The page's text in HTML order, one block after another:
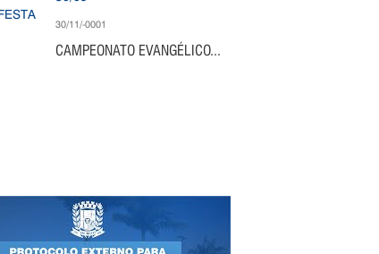
30/11/-0001
CAMPEONATO EVANGÉLICO...